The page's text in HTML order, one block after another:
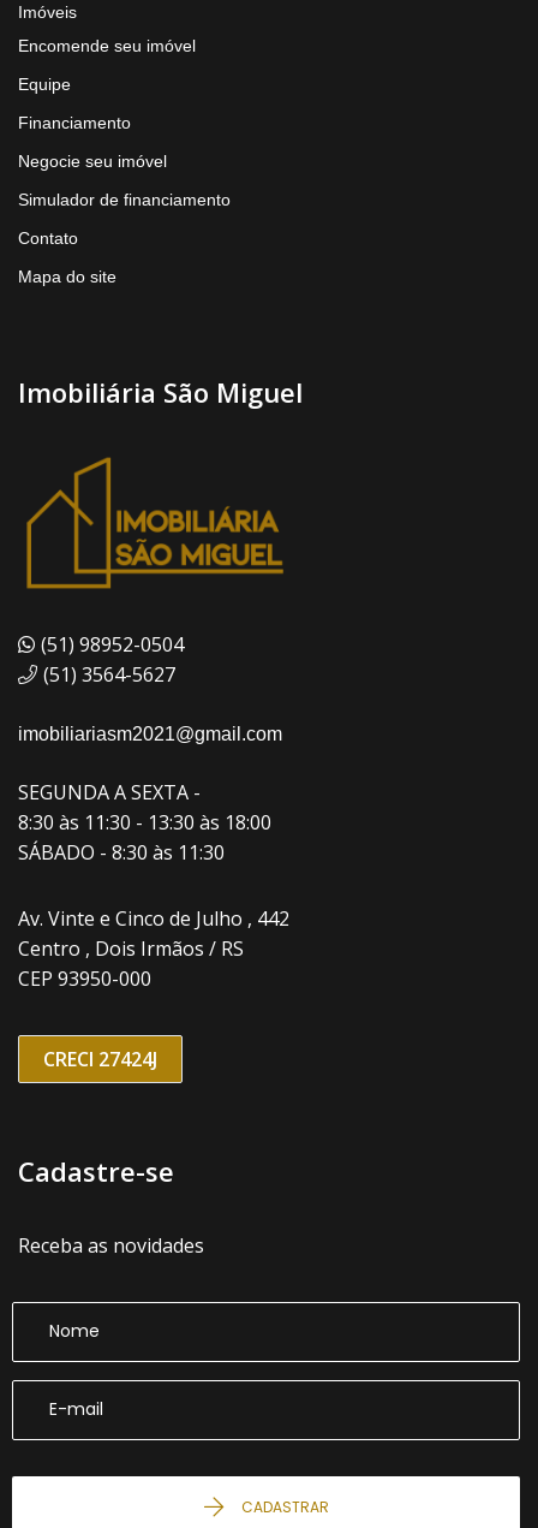
Imóveis
Encomende seu imóvel
Equipe
Financiamento
Negocie seu imóvel
Simulador de financiamento
Contato
Mapa do site
Imobiliária São Miguel
(51) 98952-0504
(51) 3564-5627
imobiliariasm2021@gmail.com
SEGUNDA A SEXTA -
8:30 às 11:30 - 13:30 às 18:00
SÁBADO - 8:30 às 11:30
Av. Vinte e Cinco de Julho , 442
Centro , Dois Irmãos / RS
CEP 93950-000
CRECI 27424J
Cadastre-se
Receba as novidades
CADASTRAR